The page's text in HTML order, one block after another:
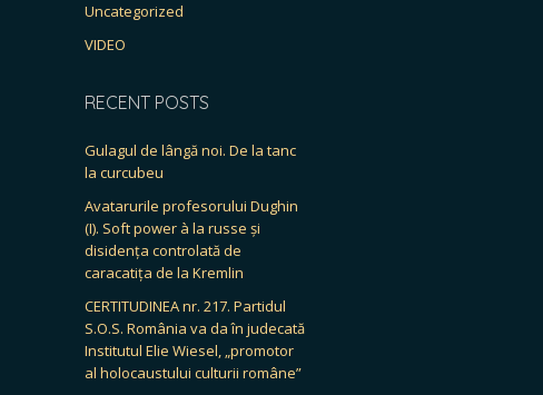
Uncategorized
VIDEO
RECENT POSTS
Gulagul de lângă noi. De la tanc
la curcubeu
Avatarurile profesorului Dughin
(I). Soft power à la russe și
disidența controlată de
caracatița de la Kremlin
CERTITUDINEA nr. 217. Partidul
S.O.S. România va da în judecată
Institutul Elie Wiesel, „promotor
al holocaustului culturii române”